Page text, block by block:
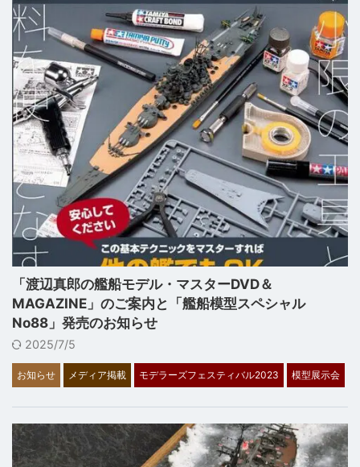
「渡辺真郎の艦船モデル・マスターDVD＆
MAGAZINE」のご案内と「艦船模型スペシャル
No88」発売のお知らせ
2025/7/5
お知らせ メディア掲載 モデラーズフェスティバル2023 模型展示会